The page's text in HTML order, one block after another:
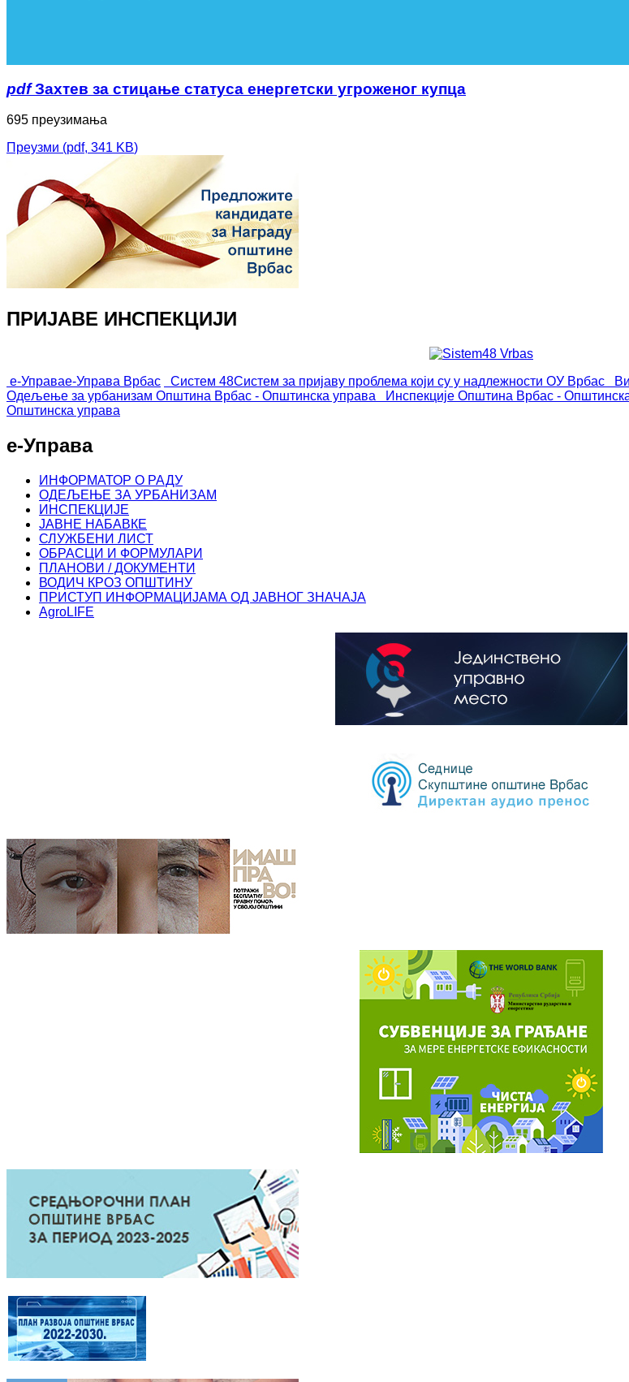
pdf Захтев за стицање статуса енергетски угроженог купца
695 преузимања
Преузми (pdf, 341 KB)
ПРИЈАВЕ ИНСПЕКЦИЈИ
е-Управае-Управа Врбас Систем 48Систем за пријаву проблема који су у надлежности ОУ Врбас
Одељење за урбанизам Општина Врбас - Општинска управа Инспекције Општина Врбас -
Општинска управа
е-Управа
ИНФОРМАТОР О РАДУ
ОДЕЉЕЊЕ ЗА УРБАНИЗАМ
ИНСПЕКЦИЈЕ
ЈАВНЕ НАБАВКЕ
СЛУЖБЕНИ ЛИСТ
ОБРАСЦИ И ФОРМУЛАРИ
ПЛАНОВИ / ДОКУМЕНТИ
ВОДИЧ КРОЗ ОПШТИНУ
ПРИСТУП ИНФОРМАЦИЈАМА ОД ЈАВНОГ ЗНАЧАЈА
AgroLIFE